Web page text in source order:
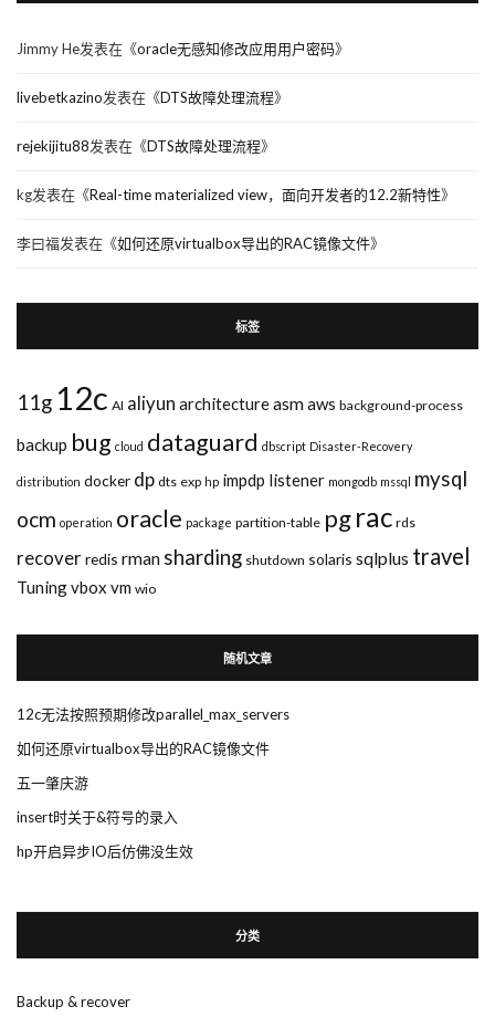
Jimmy He发表在《oracle无感知修改应用用户密码》
livebetkazino发表在《DTS故障处理流程》
rejekijitu88发表在《DTS故障处理流程》
kg发表在《Real-time materialized view，面向开发者的12.2新特性》
李曰福发表在《如何还原virtualbox导出的RAC镜像文件》
标签
11g 12c AI aliyun architectureasmaws background-process
backup bug cloud dataguard dbscript Disaster-Recovery
distribution docker dp dts exp hp impdp listener mongodb mssql mysql
ocm operation oracle package partition-table pgrac rds
recover redis rman sharding shutdown solaris sqlplus travel
Tuningvbox vm wio
随机文章
12c无法按照预期修改parallel_max_servers
如何还原virtualbox导出的RAC镜像文件
五一肇庆游
insert时关于&符号的录入
hp开启异步IO后仿佛没生效
分类
Backup & recover